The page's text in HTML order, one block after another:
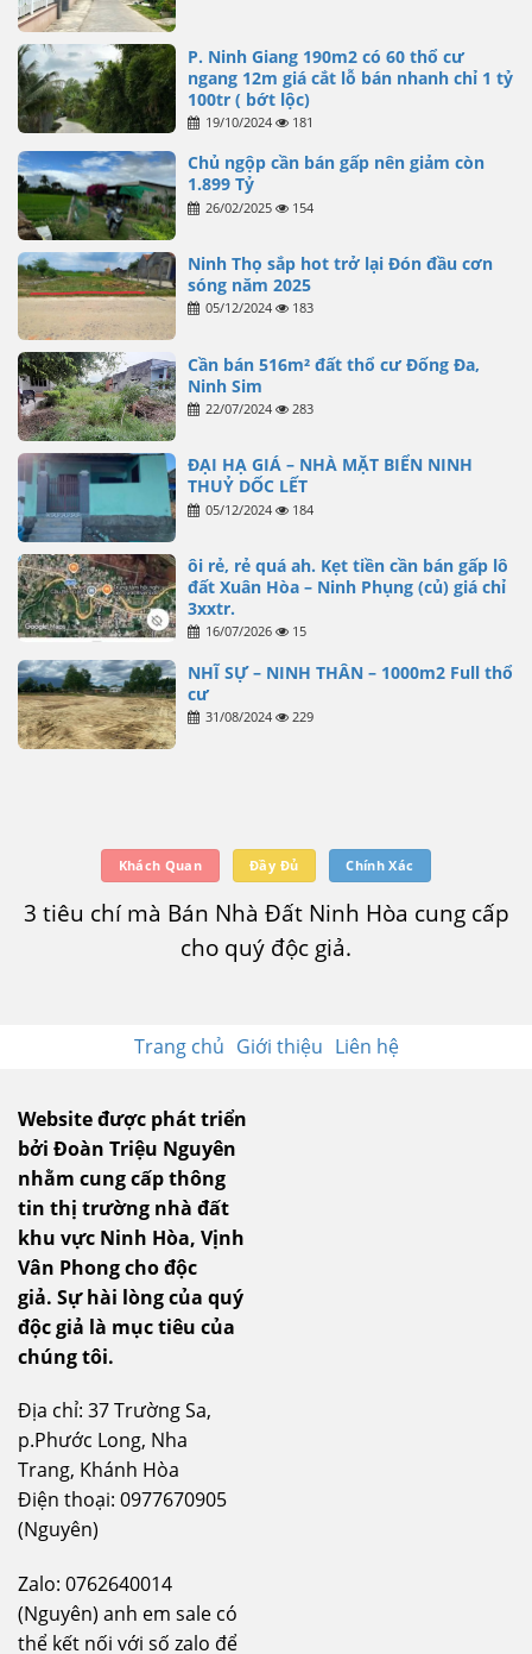
P. Ninh Giang 190m2 có 60 thổ cư
ngang 12m giá cắt lỗ bán nhanh chỉ 1 tỷ
100tr ( bớt lộc)
19/10/2024 181
Chủ ngộp cần bán gấp nên giảm còn
1.899 Tỷ
26/02/2025 154
Ninh Thọ sắp hot trở lại Đón đầu cơn
sóng năm 2025
05/12/2024 183
Cần bán 516m² đất thổ cư Đống Đa,
Ninh Sim
22/07/2024 283
ĐẠI HẠ GIÁ – NHÀ MẶT BIỂN NINH
THUỶ DỐC LẾT
05/12/2024 184
ôi rẻ, rẻ quá ah. Kẹt tiền cần bán gấp lô
đất Xuân Hòa – Ninh Phụng (củ) giá chỉ
3xxtr.
16/07/2026 15
NHĨ SỰ – NINH THÂN – 1000m2 Full thổ
cư
31/08/2024 229
Khách Quan Đầy Đủ Chính Xác
3 tiêu chí mà Bán Nhà Đất Ninh Hòa cung cấp
cho quý độc giả.
Trang chủ Giới thiệu Liên hệ
Website được phát triển
bởi Đoàn Triệu Nguyên
nhằm cung cấp thông
tin thị trường nhà đất
khu vực Ninh Hòa, Vịnh
Vân Phong cho độc
giả. Sự hài lòng của quý
độc giả là mục tiêu của
chúng tôi.
Địa chỉ: 37 Trường Sa,
p.Phước Long, Nha
Trang, Khánh Hòa
Điện thoại: 0977670905
(Nguyên)
Zalo: 0762640014
(Nguyên) anh em sale có
thể kết nối với số zalo để